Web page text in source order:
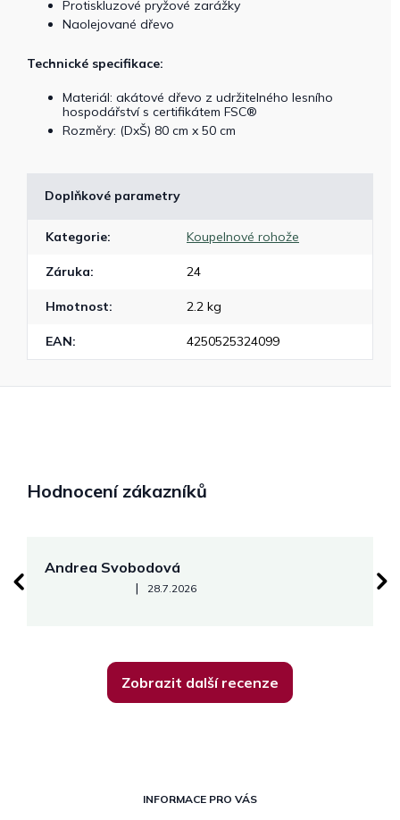
Protiskluzové pryžové zarážky
Naolejované dřevo
Technické specifikace:
Materiál: akátové dřevo z udržitelného lesního
hospodářství s certifikátem FSC®
Rozměry: (DxŠ) 80 cm x 50 cm
Doplňkové parametry
Kategorie: Koupelnové rohože
Záruka: 24
Hmotnost: 2.2 kg
EAN: 4250525324099
Hodnocení zákazníků
Andrea Svobodová
Hodnocení obchodu je 5 z 5 hvězdiček.
| 28.7.2026
Zobrazit další recenze
INFORMACE PRO VÁS